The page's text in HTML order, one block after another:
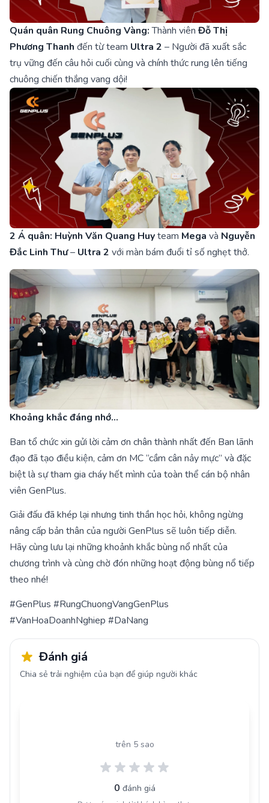
Quán quân Rung Chuông Vàng:Thành viênĐỗ Thị
Phương Thanh đến từ team Ultra 2 – Người đã xuất sắc
trụ vững đến câu hỏi cuối cùng và chính thức rung lên tiếng
chuông chiến thắng vang dội!
2 Á quân: Huỳnh Văn Quang Huyteam Mega và Nguyễn
Đắc Linh Thư– Ultra 2 với màn bám đuổi tỉ số nghẹt thở.
Khoảng khắc đáng nhớ…
Ban tổ chức xin gửi lời cảm ơn chân thành nhất đến Ban lãnh
đạo đã tạo điều kiện, cảm ơn MC “cầm cân nảy mực” và đặc
biệt là sự tham gia cháy hết mình của toàn thể cán bộ nhân
viên GenPlus.
Giải đấu đã khép lại nhưng tinh thần học hỏi, không ngừng
nâng cấp bản thân của người GenPlus sẽ luôn tiếp diễn.
Hãy cùng lưu lại những khoảnh khắc bùng nổ nhất của
chương trình và cùng chờ đón những hoạt động bùng nổ tiếp
theo nhé!
#GenPlus #RungChuongVangGenPlus
#VanHoaDoanhNghiep #DaNang
Đánh giá
Chia sẻ trải nghiệm của bạn để giúp người khác
trên 5 sao
0 đánh giá